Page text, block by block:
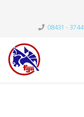
08431 - 3744